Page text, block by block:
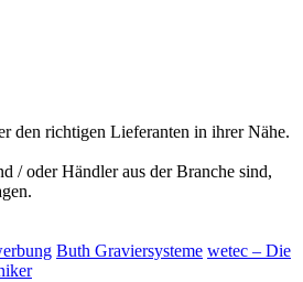
den richtigen Lieferanten in ihrer Nähe.
/ oder Händler aus der Branche sind,
Buth Graviersysteme wetec – Die